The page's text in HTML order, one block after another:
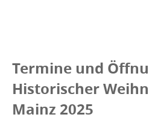
Termine und
Historischer
Mainz 2025